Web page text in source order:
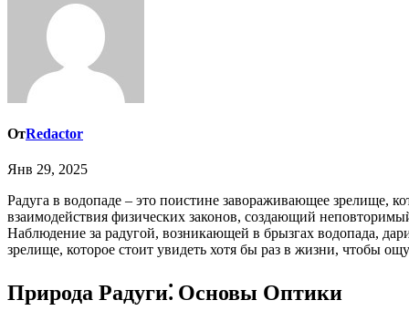
ОтRedactor
Янв 29, 2025
Радуга в водопаде – это поистине завораживающее зрелище, которое пленяет своей красотой и эфемерностью. Это не просто случайное совпадение света и воды, а результат сложного
взаимодействия физических законов, создающий
Наблюдение за радугой, возникающей в брызгах водопада,
зрелище, которое стоит увидеть хотя бы раз в жизни, чтобы
Природа Радуги⁚ Основы Оптики